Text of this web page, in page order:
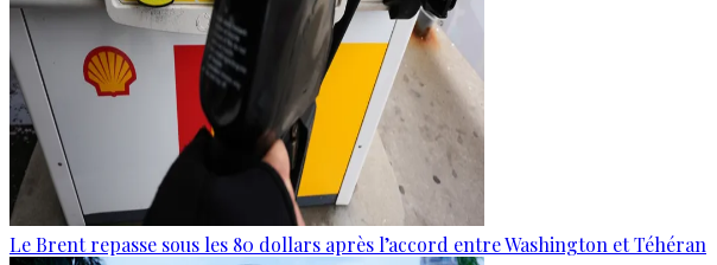
Le Brent repasse sous les 80 dollars après l’accord entre Washington et Téhéran